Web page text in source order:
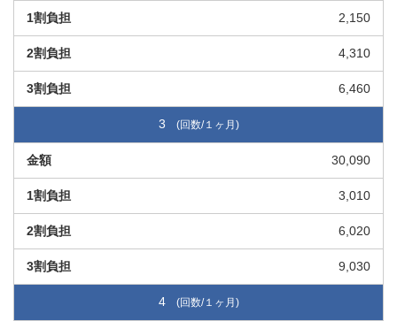
2,150
4,310
6,460
3
30,090
3,010
6,020
9,030
4